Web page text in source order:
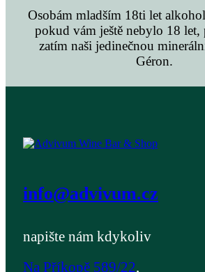
Osobám mladším 18ti let
pokud vám ještě nebylo 18 let,
zatím naši jedinečnou
Géron.
info@advivum.cz
napište nám kdykoliv
Na Příkopě 589/22,